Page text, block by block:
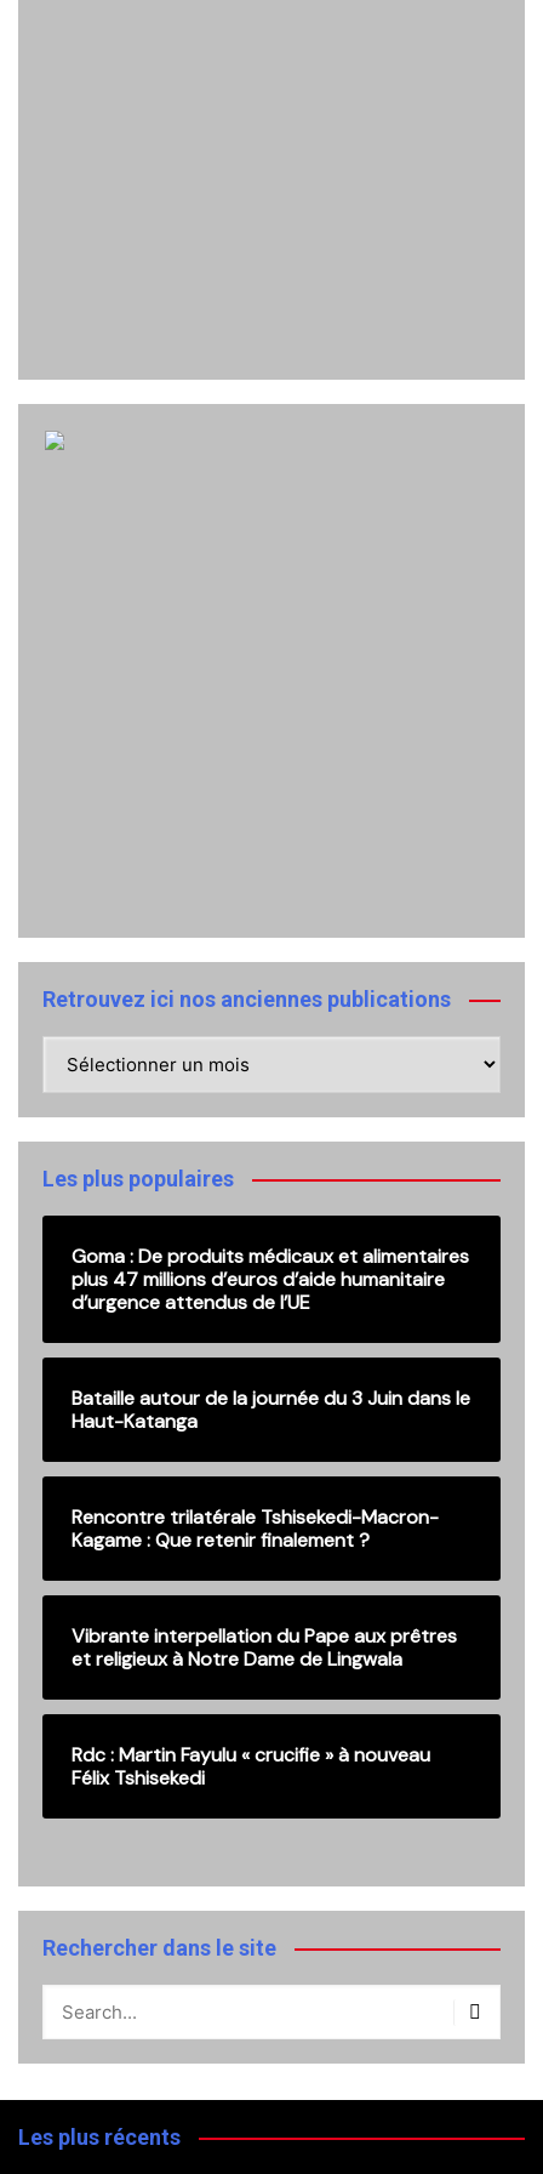
Retrouvez ici nos anciennes publications
anciennes
publications
Les plus populaires
Goma : De produits médicaux et alimentaires
plus 47 millions d’euros d’aide humanitaire
d’urgence attendus de l’UE
Bataille autour de la journée du 3 Juin dans le
Haut-Katanga
Rencontre trilatérale Tshisekedi-Macron-
Kagame : Que retenir finalement ?
Vibrante interpellation du Pape aux prêtres
et religieux à Notre Dame de Lingwala
Rdc : Martin Fayulu « crucifie » à nouveau
Félix Tshisekedi
Rechercher dans le site
Les plus récents